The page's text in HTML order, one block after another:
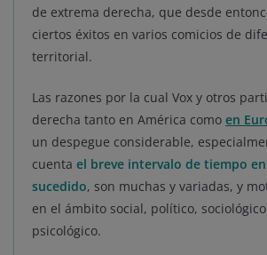
de extrema derecha, que desde
ciertos éxitos en varios comicios de
territorial.
Las razones por la cual Vox y otros
derecha tanto en América como en
un despegue considerable,
cuenta el breve intervalo de tiempo
sucedido, son muchas y variadas, y
en el ámbito social, político,
psicológico.